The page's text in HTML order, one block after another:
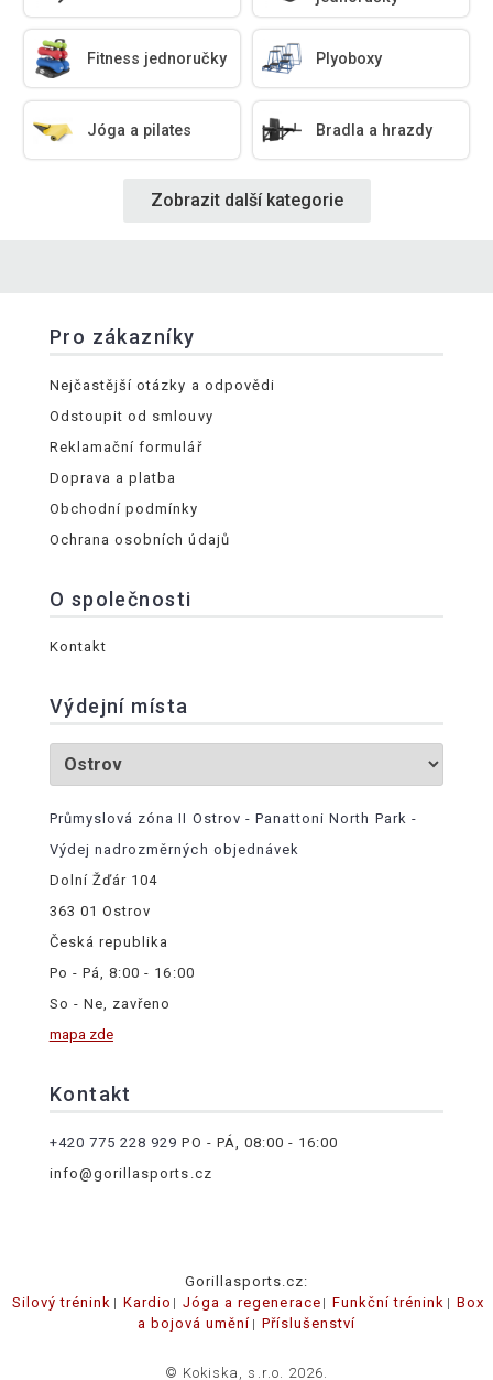
Fitness jednoručky Plyoboxy
Jóga a pilates Bradla a hrazdy
Zobrazit další kategorie
Pro zákazníky
Nejčastější otázky a odpovědi
Odstoupit od smlouvy
Reklamační formulář
Doprava a platba
Obchodní podmínky
Ochrana osobních údajů
O společnosti
Kontakt
Výdejní místa
Průmyslová zóna II Ostrov - Panattoni North Park -
Výdej nadrozměrných objednávek
Dolní Žďár 104
363 01 Ostrov
Česká republika
Po - Pá, 8:00 - 16:00
So - Ne, zavřeno
mapa zde
Kontakt
+420 775 228 929 PO - PÁ, 08:00 - 16:00
info@gorillasports.cz
Gorillasports.cz:
Silový trénink
Kardio Jóga a regenerace Funkční trénink
Box
a bojová umění
Příslušenství
© Kokiska, s.r.o. 2026.